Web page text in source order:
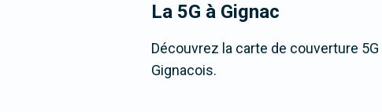
La 5G à Gignac
Découvrez la carte de couverture
Gignacois.